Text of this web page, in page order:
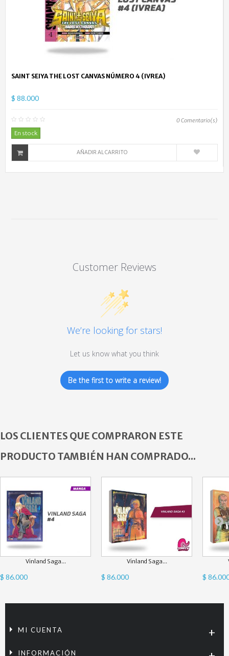
SAINT SEIYA THE LOST CANVAS NÚMERO 4 (IVREA)
$ 88.000
0Comentario(s)
En stock
AÑADIR AL CARRITO
Customer Reviews
We’re looking for stars!
Let us know what you think
Be the first to write a review!
LOS CLIENTES QUE COMPRARON ESTE
PRODUCTO TAMBIÉN HAN COMPRADO...
Vinland Saga...
$ 86.000
Vinland Saga...
$ 86.000 $
MI CUENTA
INFORMACIÓN